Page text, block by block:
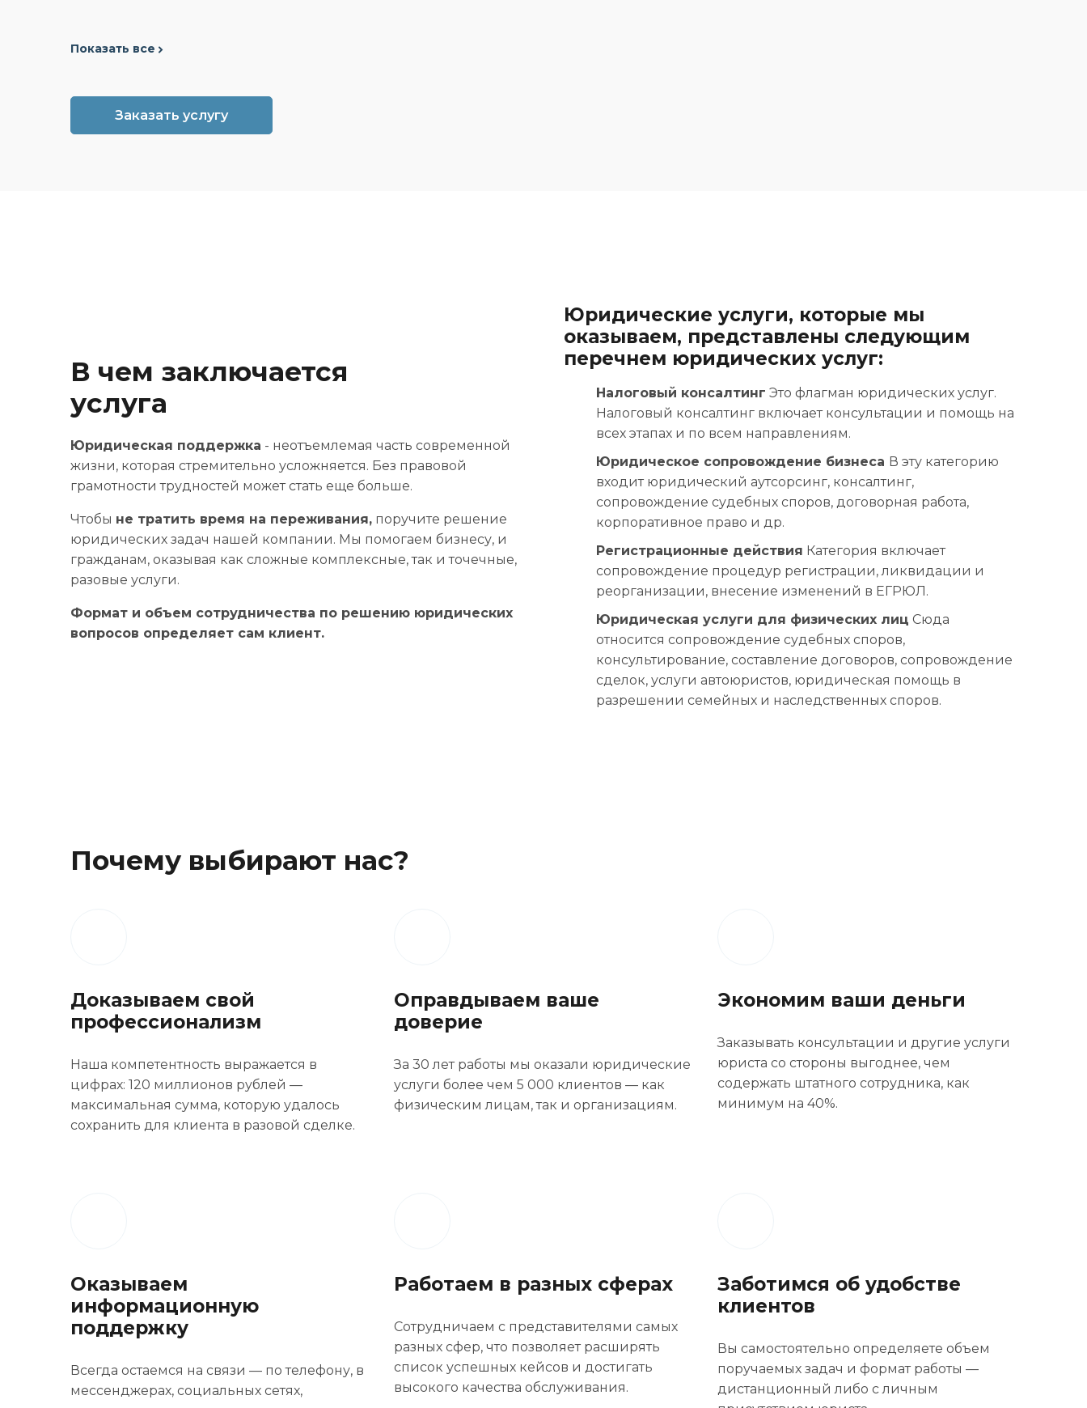
Сопровождение спора в суде общей
юрисдикции
Сопровождение сделок купли-продажи бизнеса
Показать все
Заказать услугу
В чем заключается
услуга
Юридическая поддержка - неотъемлемая часть современной
жизни, которая стремительно усложняется. Без правовой
грамотности трудностей может стать еще больше.
Чтобы не тратить время на переживания, поручите решение
юридических задач нашей компании. Мы помогаем бизнесу, и
гражданам, оказывая как сложные комплексные, так и точечные,
разовые услуги.
Формат и объем сотрудничества по решению юридических
вопросов определяет сам клиент.
Юридические услуги, которые мы
оказываем, представлены следующим
перечнем юридических услуг:
Налоговый консалтинг Это флагман юридических услуг.
Налоговый консалтинг включает консультации и помощь на
всех этапах и по всем направлениям.
Юридическое сопровождение бизнеса В эту категорию
входит юридический аутсорсинг, консалтинг,
сопровождение судебных споров, договорная работа,
корпоративное право и др.
Регистрационные действия Категория включает
сопровождение процедур регистрации, ликвидации и
реорганизации, внесение изменений в ЕГРЮЛ.
Юридическая услуги для физических лиц Сюда
относится сопровождение судебных споров,
консультирование, составление договоров, сопровождение
сделок, услуги автоюристов, юридическая помощь в
разрешении семейных и наследственных споров.
Почему выбирают нас?
Доказываем свой
профессионализм
Наша компетентность выражается в
цифрах: 120 миллионов рублей —
максимальная сумма, которую удалось
сохранить для клиента в разовой сделке.
Оправдываем ваше
доверие
За 30 лет работы мы оказали юридические
услуги более чем 5 000 клиентов — как
физическим лицам, так и организациям.
Экономим ваши деньги
Заказывать консультации и другие услуги
юриста со стороны выгоднее, чем
содержать штатного сотрудника, как
минимум на 40%.
Оказываем
информационную
поддержку
Всегда остаемся на связи — по телефону, в
мессенджерах, социальных сетях,
Работаем в разных сферах
Сотрудничаем с представителями самых
разных сфер, что позволяет расширять
список успешных кейсов и достигать
высокого качества обслуживания.
Заботимся об удобстве
клиентов
Вы самостоятельно определяете объем
поручаемых задач и формат работы —
дистанционный либо с личным